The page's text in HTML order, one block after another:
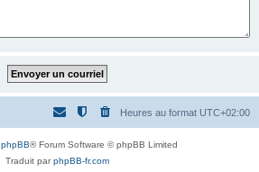
Heures au format UTC+02:00
phpBB® Forum Software © phpBB Limited
Traduit parphpBB-fr.com